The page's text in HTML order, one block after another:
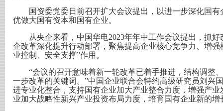
国资委党委日前召开扩大会议提出，以进一步深化国有
优做大国有资本和国有企业。
从央企来看，中国华电2023年年中工作会议提出，抓好
企改革深化提升行动部署，聚焦提高企业核心竞争力、增
业控制、安全支撑”作用。
“会议的召开意味着新一轮改革已着手推进，结构调整
一步改革的关键词。”中国企业联合会特约高级研究员刘兴
进专业化整合，支持国有企业加大产业整合力度，增强产
业加大战略性新兴产业投资布局力度，培育国有企业新的增